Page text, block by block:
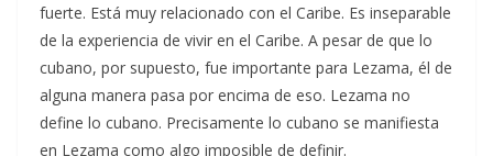
fuerte. Está muy relacionado con el Caribe. Es inseparable
de la experiencia de vivir en el Caribe. A pesar de que lo
cubano, por supuesto, fue importante para Lezama, él de
alguna manera pasa por encima de eso. Lezama no
define lo cubano. Precisamente lo cubano se manifiesta
en Lezama como algo imposible de definir.